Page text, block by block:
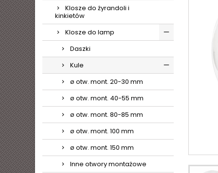
Klosze do żyrandoli i
kinkietów
Klosze do lamp
Daszki
Kule
ø otw. mont. 20-30 mm
ø otw. mont. 40-55 mm
ø otw. mont. 80-85 mm
ø otw. mont. 100 mm
ø otw. mont. 150 mm
Inne otwory montażowe